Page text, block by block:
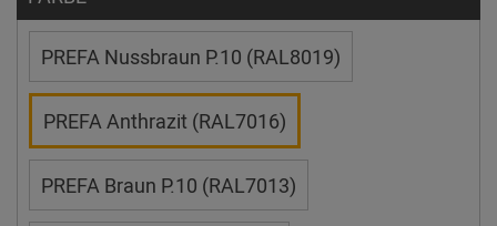
PREFA Nussbraun P.10 (RAL8019)
PREFA Anthrazit (RAL7016)
PREFA Braun P.10 (RAL7013)